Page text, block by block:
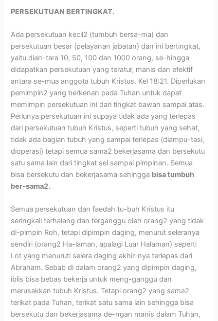
PERSEKUTUAN BERTINGKAT.
Ada persekutuan kecil2 (tumbuh bersa-ma) dan
persekutuan besar (pelayanan jabatan) dan ini bertingkat,
yaitu dian-tara 10, 50, 100 dan 1000 orang, se-hingga
didapatkan persekutuan yang teratur, manis dan efektif
antara se-mua anggota tubuh Kristus. Kel 18:21. Diperlukan
pemimpin2 yang berkenan pada Tuhan untuk dapat
memimpin persekutuan ini dari tingkat bawah sampai atas.
Perlunya persekutuan ini supaya tidak ada yang terlepas
dari persekutuan tubuh Kristus, seperti tubuh yang sehat,
tidak ada bagian tubuh yang sampai terlepas (diampu-tasi,
dioperasi) tetapi semua sama2 bekerjasama dan bersekutu
satu sama lain dari tingkat sel sampai pimpinan. Semua
bisa bersekutu dan bekerjasama sehingga bisa tumbuh
ber-sama2.
Semua persekutuan dan faedah tu-buh Kristus itu
seringkali terhalang dan terganggu oleh orang2 yang tidak
di-pimpin Roh, tetapi dipimpin daging, menurut seleranya
sendiri (orang2 Ha-laman, apalagi Luar Halaman) seperti
Lot yang menuruti selera daging akhir-nya terlepas dari
Abraham. Sebab di dalam orang2 yang dipimpin daging,
iblis bisa bebas bekerja untuk meng-ganggu dan
merusakkan tubuh Kristus. Tetapi orang2 yang sama2
terikat pada Tuhan, terikat satu sama lain sehingga bisa
bersekutu dan bekerjasama de-ngan manis dalam Tuhan,